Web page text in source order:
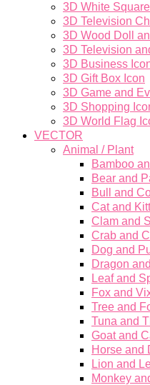
3D White
3D Television
3D Wood Doll
3D Television
3D Business
3D Gift Box Icon
3D Game and
3D Shopping
3D World Flag
VECTOR
Animal / Plant
Bamboo
Bear and
Bull and
Cat and
Clam and
Crab and
Dog and
Dragon
Leaf and
Fox and
Tree and
Tuna and
Goat and
Horse and
Lion and
Monkey